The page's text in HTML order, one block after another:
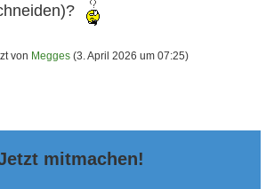
von Megges (3. April 2026 um 07:25)
mitmachen!